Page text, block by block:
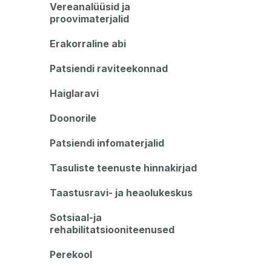
Vereanalüüsid ja
proovimaterjalid
Erakorraline abi
Patsiendi raviteekonnad
Haiglaravi
Doonorile
Patsiendi infomaterjalid
Tasuliste teenuste hinnakirjad
Taastusravi- ja heaolukeskus
Sotsiaal-ja
rehabilitatsiooniteenused
Perekool